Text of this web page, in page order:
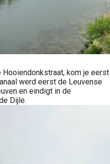
kom je eerst
werd eerst de Leuvense
en eindigt in de
Dijle.